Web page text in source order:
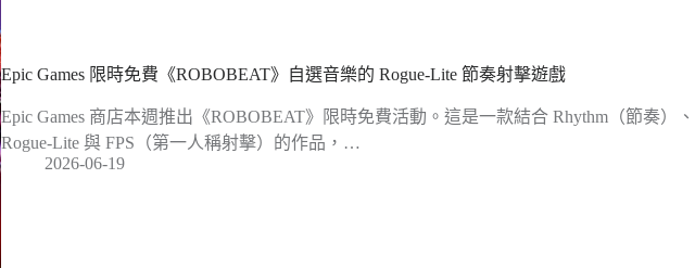
Epic Games 限時免費《ROBOBEAT》自選音樂的 Rogue-Lite 節奏射擊遊戲
Epic Games 商店本週推出《ROBOBEAT》限時免費活動。這是一款結合 Rhythm（節奏）、
Rogue-Lite 與 FPS（第一人稱射擊）的作品，…
2026-06-19